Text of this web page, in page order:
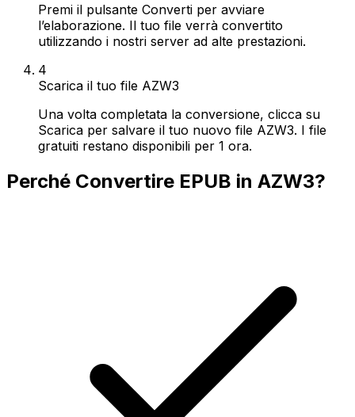
Premi il pulsante Converti per avviare
l’elaborazione. Il tuo file verrà convertito
utilizzando i nostri server ad alte prestazioni.
4
Scarica il tuo file AZW3
Una volta completata la conversione, clicca su
Scarica per salvare il tuo nuovo file AZW3. I file
gratuiti restano disponibili per 1 ora.
Perché Convertire EPUB in AZW3?